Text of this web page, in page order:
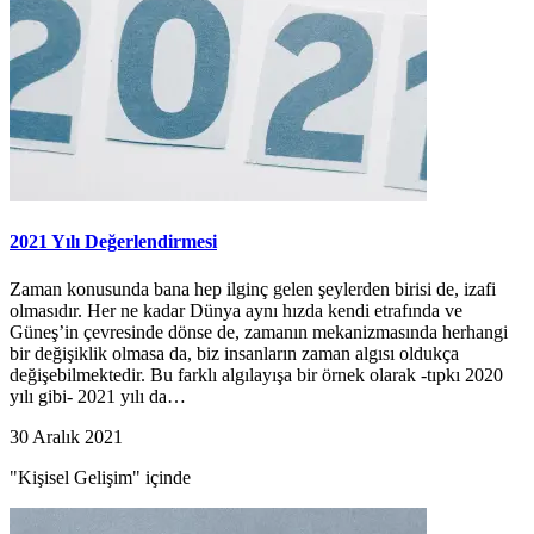
2021 Yılı Değerlendirmesi
Zaman konusunda bana hep ilginç gelen şeylerden birisi de, izafi
olmasıdır. Her ne kadar Dünya aynı hızda kendi etrafında ve
Güneş’in çevresinde dönse de, zamanın mekanizmasında herhangi
bir değişiklik olmasa da, biz insanların zaman algısı oldukça
değişebilmektedir. Bu farklı algılayışa bir örnek olarak -tıpkı 2020
yılı gibi- 2021 yılı da…
30 Aralık 2021
"Kişisel Gelişim" içinde